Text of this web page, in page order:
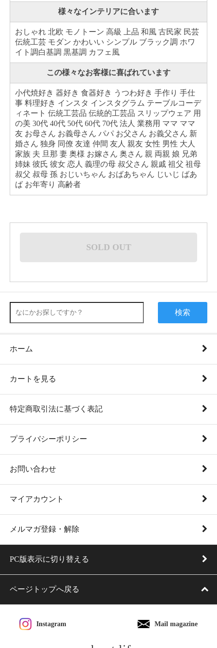
様々なインテリアに合います
おしゃれ 北欧 モノトーン 高級 上品 和風 古民家 民芸
伝統工芸 モダン かわいい シンプル ブラック調 ホワ
イト調白基調 黒基調 カフェ風
この様々なお客様に喜ばれています
小代焼好き 器好き 食器好き うつわ好き 手作り 手仕
事 料理好き インスタ インスタグラム テーブルコーデ
ィネート 伝統工芸品 伝統的工芸品 スリップウェア 用
の美 30代 40代 50代 60代 70代 法人 業務用 ママ ママ
友 お母さん お義母さん パパ お父さん お義父さん 新
婚さん 独身 同僚 友達 仲間 友人 親友 女性 男性 大人
家族 夫 旦那 妻 奥様 お嫁さん 奥さん 親 両親 娘 兄弟
姉妹 彼氏 彼女 恋人 義理の母 叔父さん 親戚 祖父 祖母
叔父 叔母 孫 おじいちゃん おばあちゃん じいじ ばあ
ば お年寄り 高齢者
SOLD OUT
検索
ホーム
カートを見る
特定商取引法に基づく表記
プライバシーポリシー
お問い合わせ
マイアカウント
メルマガ登録・解除
PC版表示に切り替える
ページトップへ戻る
Instagram Mail magazine